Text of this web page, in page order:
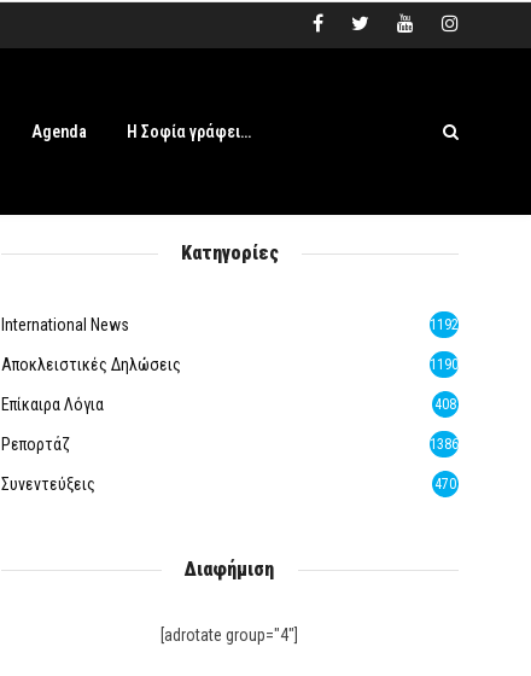
Agenda Η Σοφία γράφει…
Κατηγορίες
International News 1192
Αποκλειστικές Δηλώσεις 1190
Επίκαιρα Λόγια 408
Ρεπορτάζ 1386
Συνεντεύξεις 470
Διαφήμιση
[adrotate group="4"]